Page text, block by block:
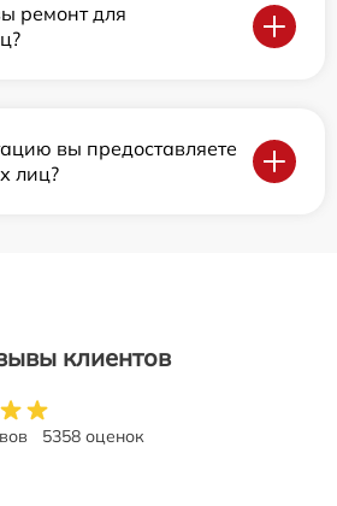
ремонт для
вы предоставляете
лиц?
клиентов
5358 оценок